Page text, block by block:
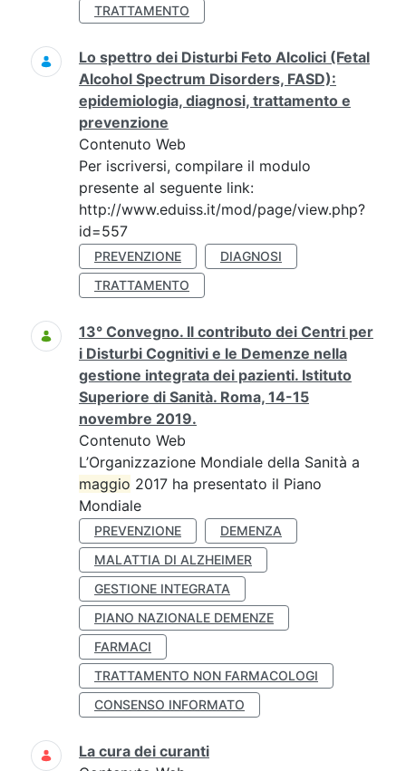
TRATTAMENTO
Lo spettro dei Disturbi Feto Alcolici (Fetal
Alcohol Spectrum Disorders, FASD):
epidemiologia, diagnosi, trattamento e
prevenzione
Contenuto Web
Per iscriversi, compilare il modulo
presente al seguente link:
http://www.eduiss.it/mod/page/view.php?
id=557
PREVENZIONE
DIAGNOSI
TRATTAMENTO
13° Convegno. Il contributo dei Centri per
i Disturbi Cognitivi e le Demenze nella
gestione integrata dei pazienti. Istituto
Superiore di Sanità. Roma, 14-15
novembre 2019.
Contenuto Web
L’Organizzazione Mondiale della Sanità a
maggio 2017 ha presentato il Piano
Mondiale
PREVENZIONE
DEMENZA
MALATTIA DI ALZHEIMER
GESTIONE INTEGRATA
PIANO NAZIONALE DEMENZE
FARMACI
TRATTAMENTO NON FARMACOLOGI
CONSENSO INFORMATO
La cura dei curanti